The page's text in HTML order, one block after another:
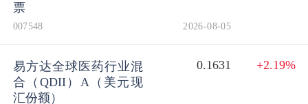
票
007548 2026-08-05
易方达全球医药行业混
合（QDII）A（美元现
汇份额）
0.1631 +2.19%